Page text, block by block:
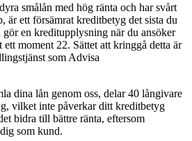
smålån med hög ränta och har svårt
är ett försämrat kreditbetyg det sista du
en kreditupplysning när du ansöker
moment 22. Sättet att kringgå detta är
som Advisa
dina lån genom oss, delar 40 långivare
vilket inte påverkar ditt kreditbetyg
bidra till bättre ränta, eftersom
som kund.